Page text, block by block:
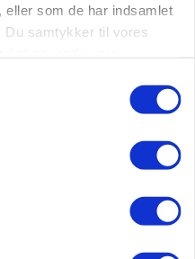
eller som de har indsamlet
Du samtykker til vores